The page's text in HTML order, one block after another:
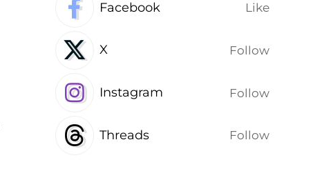
Facebook Like
X Follow
Instagram Follow
Threads Follow